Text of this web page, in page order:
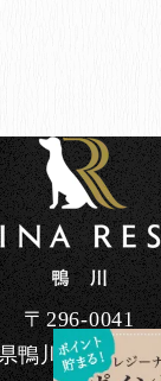
〒296-0041
鴨川市東町